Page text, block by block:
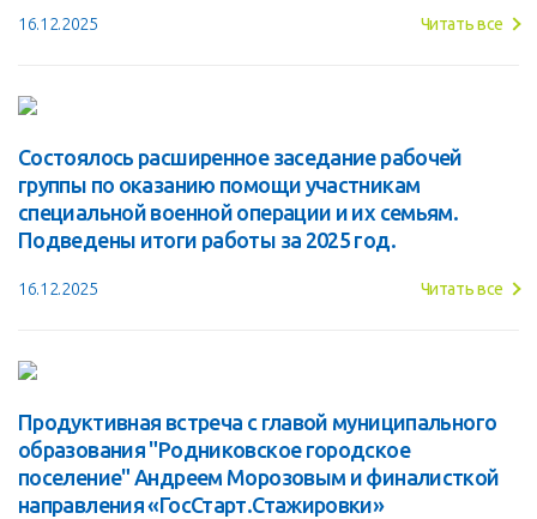
16.12.2025 Читать все
Состоялось расширенное заседание рабочей
группы по оказанию помощи участникам
специальной военной операции и их семьям.
Подведены итоги работы за 2025 год.
16.12.2025 Читать все
Продуктивная встреча с главой муниципального
образования "Родниковское городское
поселение" Андреем Морозовым и финалисткой
направления «ГосСтарт.Стажировки»